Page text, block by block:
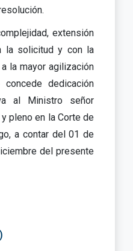
extensión
la solicitud y con la
la mayor agilización
dedicación
al Ministro señor
pleno en la Corte de
a contar del 01 de
del presente